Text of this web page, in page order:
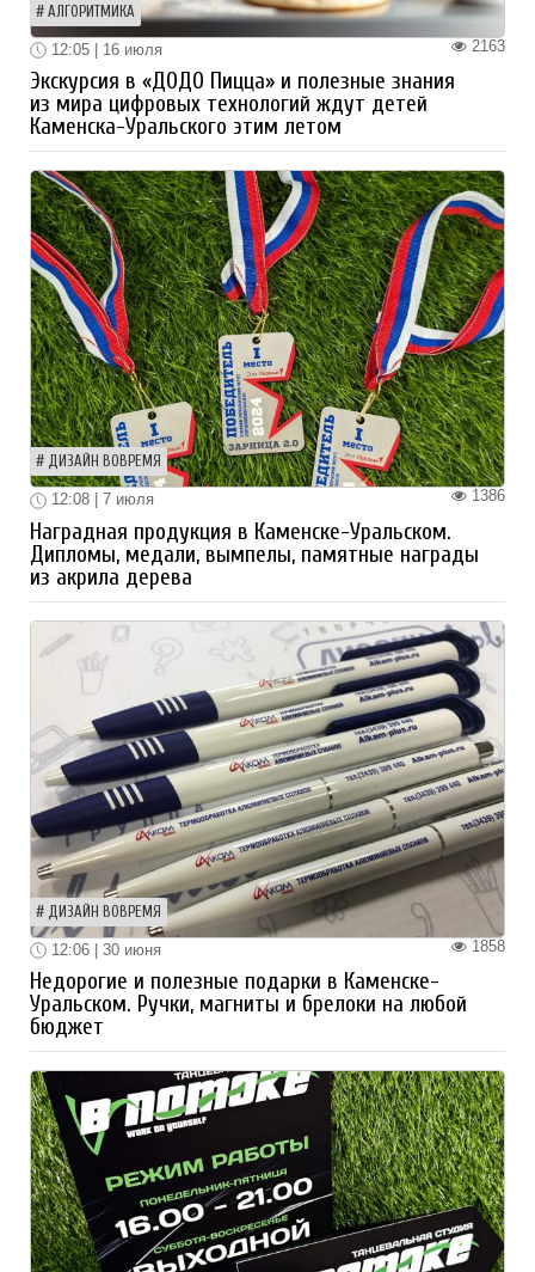
АЛГОРИТМИКА
2163
12:05 | 16 июля
Экскурсия в «ДОДО Пицца» и полезные знания
из мира цифровых технологий ждут детей
Каменска-Уральского этим летом
ДИЗАЙН ВОВРЕМЯ
1386
12:08 | 7 июля
Наградная продукция в Каменске-Уральском.
Дипломы, медали, вымпелы, памятные награды
из акрила дерева
ДИЗАЙН ВОВРЕМЯ
1858
12:06 | 30 июня
Недорогие и полезные подарки в Каменске-
Уральском. Ручки, магниты и брелоки на любой
бюджет